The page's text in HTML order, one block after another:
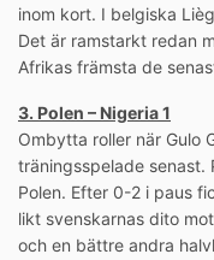
inom kort. I belgiska
Det är ramstarkt redan
Afrikas främsta de
3. Polen – Nigeria 1
Ombytta roller när Gulo
träningsspelade senast.
Polen. Efter 0-2 i paus
likt svenskarnas dito
och en bättre andra